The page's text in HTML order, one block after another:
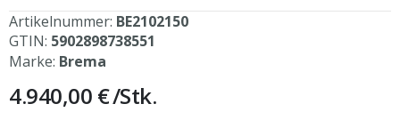
Artikelnummer: BE2102150
GTIN: 5902898738551
Marke: Brema
4.940,00 €/Stk.